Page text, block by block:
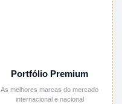
Portfólio Premium
As melhores marcas do mercado
internacional e nacional